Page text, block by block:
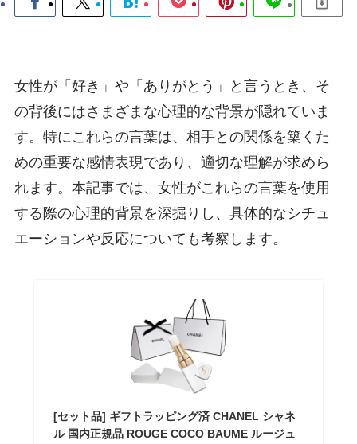
女性が「好き」や「ありがとう」と言うとき、そ
の背後にはさまざまな心理的な背景が隠れていま
す。特にこれらの言葉は、相手との関係を築くた
めの重要な感情表現であり、適切な理解が求めら
れます。本記事では、女性がこれらの言葉を使用
する際の心理的背景を深掘りし、具体的なシチュ
エーションや反応についても考察します。
[セット品] ギフトラッピング済 CHANEL シャネ
ル 国内正規品 ROUGE COCO BAUME ルージュ